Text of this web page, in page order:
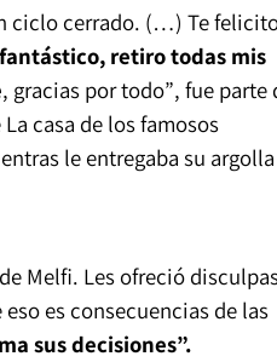
ciclo cerrado. (…) Te
retiro todas mis
, gracias por todo”, fue parte
casa de los famosos
le entregaba su argolla
Melfi. Les ofreció
es consecuencias de las
sus decisiones”.